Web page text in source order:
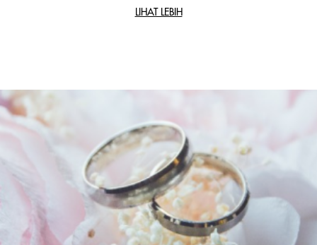
Anda tak terlupakan.
LIHAT LEBIH